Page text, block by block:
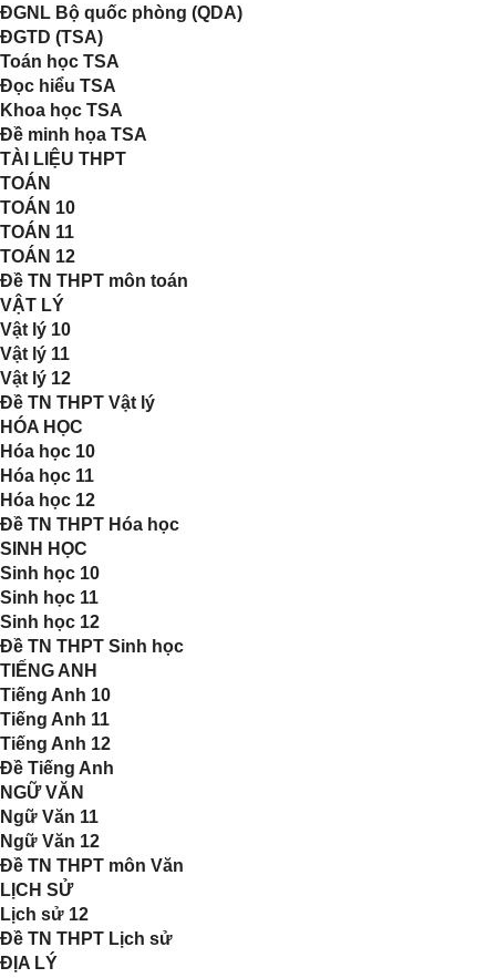
ĐGNL Bộ quốc phòng (QDA)
ĐGTD (TSA)
Toán học TSA
Đọc hiểu TSA
Khoa học TSA
Đề minh họa TSA
TÀI LIỆU THPT
TOÁN
TOÁN 10
TOÁN 11
TOÁN 12
Đề TN THPT môn toán
VẬT LÝ
Vật lý 10
Vật lý 11
Vật lý 12
Đề TN THPT Vật lý
HÓA HỌC
Hóa học 10
Hóa học 11
Hóa học 12
Đề TN THPT Hóa học
SINH HỌC
Sinh học 10
Sinh học 11
Sinh học 12
Đề TN THPT Sinh học
TIẾNG ANH
Tiếng Anh 10
Tiếng Anh 11
Tiếng Anh 12
Đề Tiếng Anh
NGỮ VĂN
Ngữ Văn 11
Ngữ Văn 12
Đề TN THPT môn Văn
LỊCH SỬ
Lịch sử 12
Đề TN THPT Lịch sử
ĐỊA LÝ